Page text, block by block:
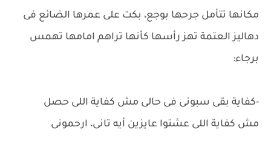
مكانها تتأمل جرحها بوجع، بكت على عمرها الضائع فى
دهاليز العتمة تهز رأسها كأنها تراهم امامها تهمس
برجاء:
-كفاية بقى سبونى فى حالى مش كفاية اللى حصل
مش كفاية اللى عشتوا عايزين أيه تانى، ارحمونى